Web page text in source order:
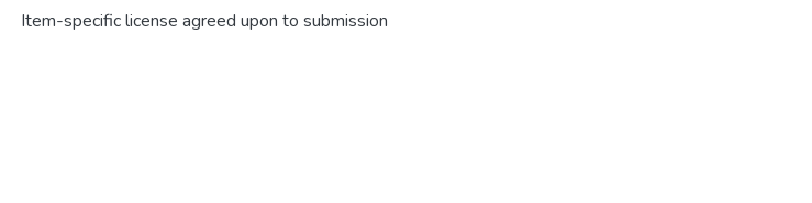
Item-specific license agreed upon to submission